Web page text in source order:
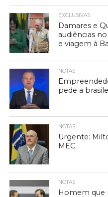
EXCLUSIVAS
Damares e
audiências
e viagem à
NOTAS
pede a
NOTAS
Urgente:
MEC
NOTAS
Homem que